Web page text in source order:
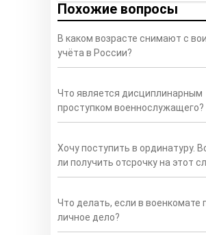
Похожие вопросы
В каком возрасте снимают с
учёта в России?
Что является дисциплинарным
проступком военнослужащего?
Хочу поступить в ординатуру.
ли получить отсрочку на этот
Что делать, если в военкомате
личное дело?